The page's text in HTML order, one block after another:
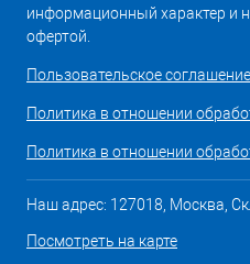
информационный характер и
офертой.
Пользовательское соглашение
Политика в отношении
Политика в отношении
Наш адрес: 127018, Москва,
Посмотреть на карте